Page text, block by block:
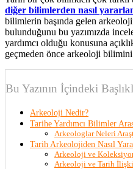
diğer bilimlerden nasıl
bilimlerin başında gelen
bulunduğunu bu yazımızda
yardımcı olduğu konusuna
geçmeden önce arkeoloji bilimini
Bu Yazının İçindeki
Arkeoloji Nedir?
Tarihe Yardımcı Bilimler
Arkeologlar Neleri
Tarih Arkeolojiden Nasıl
Arkeoloji ve
Arkeoloji ve Tarih